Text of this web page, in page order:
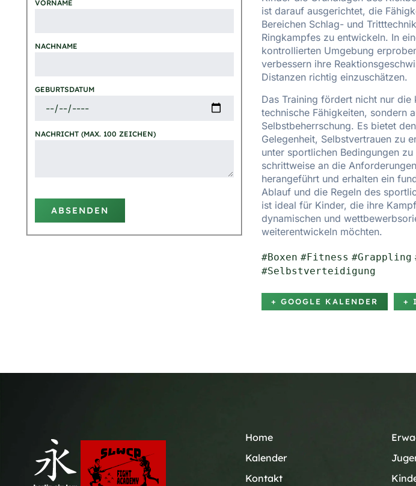
VORNAME
NACHNAME
GEBURTSDATUM
NACHRICHT (MAX. 100 ZEICHEN)
ABSENDEN
ist darauf ausgerichtet, die
Bereichen Schlag- und
Ringkampfes zu entwickeln. In
kontrollierten Umgebung
verbessern ihre
Distanzen richtig einzuschätzen.
Das Training fördert nicht nur die
technische Fähigkeiten, sondern
Selbstbeherrschung. Es bietet
Gelegenheit, Selbstvertrauen zu
unter sportlichen Bedingungen
schrittweise an die
herangeführt und erhalten ein
Ablauf und die Regeln des
ist ideal für Kinder, die ihre
dynamischen und
weiterentwickeln möchten.
#Boxen #Fitness #Grappling
#Selbstverteidigung
+ GOOGLE KALENDER +
Home
Kalender
Kontakt